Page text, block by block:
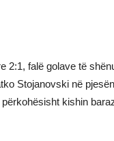
2:1, falë golave të
Stojanovski në
kishin